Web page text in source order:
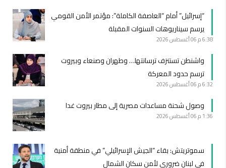
“إسرائيل” أمام “العاصفة الكاملة”: مؤتمر الأمن القومي
يرسم سيناريوهات السنوات المقبلة
6:38 م 06 أغسطس 2026
واشنطن تستنزف ترسانتها… وطهران وصنعاء وبيروت
ترسم حدود المعركة
6:32 م 06 أغسطس 2026
وصول شحنة مساعدات مصرية إلى مطار بيروت غدا
1:36 م 06 أغسطس 2026
سموتريتش: بقاء “الجيش الإسرائيلي” في منطقة أمنية
في لبنان ضروري لأمن سكان الشمال